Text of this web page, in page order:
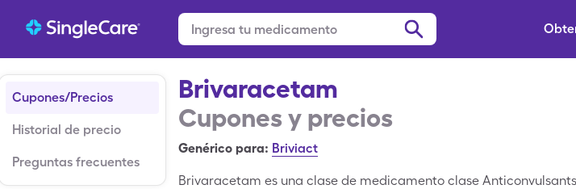
Cupones/Precios
Historial de precio
Preguntas frecuentes
Brivaracetam
Cupones y precios
Genérico para: Briviact
Brivaracetam es una clase de medicamento clase